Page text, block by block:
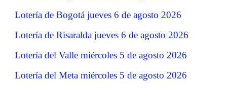
Lotería de Bogotá jueves 6 de agosto 2026
Lotería de Risaralda jueves 6 de agosto 2026
Lotería del Valle miércoles 5 de agosto 2026
Lotería del Meta miércoles 5 de agosto 2026